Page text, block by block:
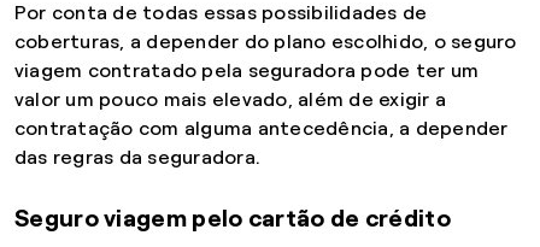
Por conta de todas essas possibilidades de
coberturas, a depender do plano escolhido, o seguro
viagem contratado pela seguradora pode ter um
valor um pouco mais elevado, além de exigir a
contratação com alguma antecedência, a depender
das regras da seguradora.
Seguro viagem pelo cartão de crédito